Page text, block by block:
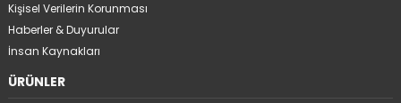
Kişisel Verilerin Korunması
Haberler & Duyurular
İnsan Kaynakları
ÜRÜNLER